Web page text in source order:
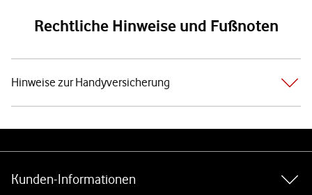
Rechtliche Hinweise und Fußnoten
Hinweise zur Handyversicherung
Kunden-Informationen